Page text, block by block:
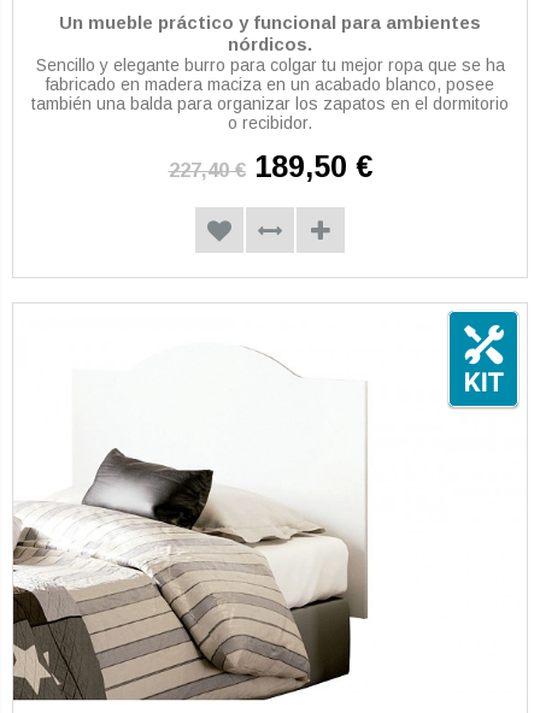
Un mueble práctico y funcional para ambientes
nórdicos.
Sencillo y elegante burro para colgar tu mejor ropa que se ha
fabricado en madera maciza en un acabado blanco, posee
también una balda para organizar los zapatos en el dormitorio
o recibidor.
227,40 € 189,50 €